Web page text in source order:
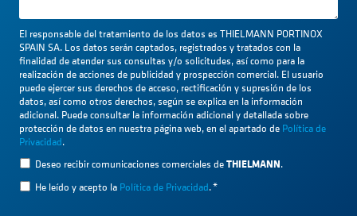
El responsable del tratamiento de los datos es THIELMANN PORTINOX
SPAIN SA. Los datos serán captados, registrados y tratados con la
finalidad de atender sus consultas y/o solicitudes, así como para la
realización de acciones de publicidad y prospección comercial. El usuario
puede ejercer sus derechos de acceso, rectificación y supresión de los
datos, así como otros derechos, según se explica en la información
adicional. Puede consultar la información adicional y detallada sobre
protección de datos en nuestra página web, en el apartado de Política de
Privacidad.
Deseo recibir comunicaciones comerciales deTHIELMANN.
He leído y acepto la Política de Privacidad.*